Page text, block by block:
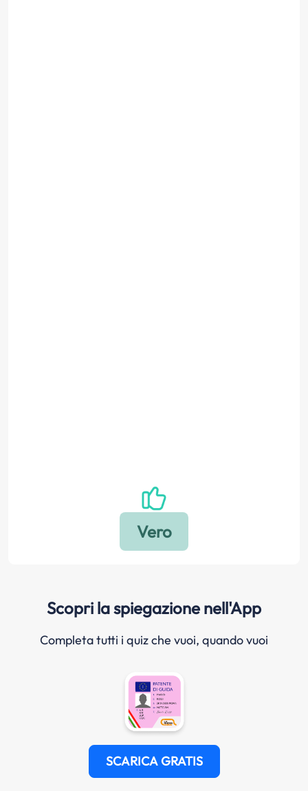
Scopri la spiegazione nell'App
Completa tutti i quiz che vuoi, quando vuoi
SCARICA GRATIS